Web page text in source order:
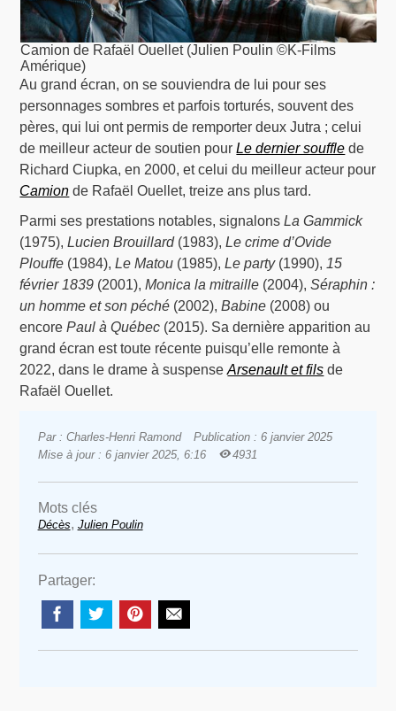
Camion de Rafaël Ouellet (Julien Poulin ©K-Films
Amérique)
Au grand écran, on se souviendra de lui pour ses
personnages sombres et parfois torturés, souvent des
pères, qui lui ont permis de remporter deux Jutra ; celui
de meilleur acteur de soutien pourLe dernier souffle de
Richard Ciupka, en 2000, et celui du meilleur acteur pour
Camion de Rafaël Ouellet, treize ans plus tard.
Parmi ses prestations notables, signalonsLa Gammick
(1975),Lucien Brouillard(1983),Le crime d’Ovide
Plouffe (1984),Le Matou (1985),Le party(1990), 15
février 1839 (2001),Monica la mitraille (2004),Séraphin :
un homme et son péché (2002),Babine (2008) ou
encorePaul à Québec (2015). Sa dernière apparition au
grand écran est toute récente puisqu’elle remonte à
2022, dans le drame à suspenseArsenault et fils de
Rafaël Ouellet.
Par : Charles-Henri Ramond
Publication : 6 janvier 2025
Mise à jour : 6 janvier 2025, 6:16
4931
Mots clés
Décès, Julien Poulin
Partager: